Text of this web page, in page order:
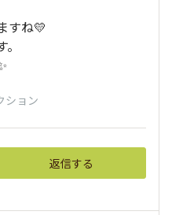
すね💛
ション
返信する